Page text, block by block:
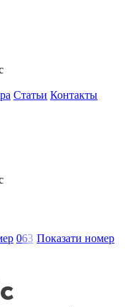
Статьи Контакты
063 Показати номер